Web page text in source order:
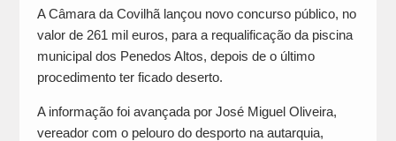
A Câmara da Covilhã lançou novo concurso público, no
valor de 261 mil euros, para a requalificação da piscina
municipal dos Penedos Altos, depois de o último
procedimento ter ficado deserto.
A informação foi avançada por José Miguel Oliveira,
vereador com o pelouro do desporto na autarquia,